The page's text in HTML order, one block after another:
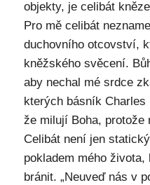
objekty, je celibát
Pro mě celibát
duchovního otcovství,
kněžského svěcení.
aby nechal mé srdce
kterých básník Charles
že milují Boha, protože
Celibát není jen
pokladem mého
bránit. „Neuveď nás v